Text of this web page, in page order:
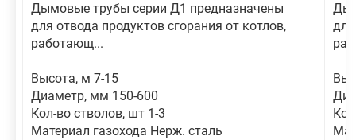
Дымовые трубы серии Д1 предназначены
для отвода продуктов сгорания от котлов,
работающ...
Высота, м 7-15
Диаметр, мм 150-600
Кол-во стволов, шт 1-3
Материал газохода Нерж. сталь